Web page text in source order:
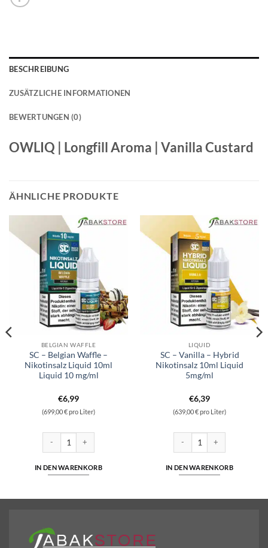
BESCHREIBUNG
ZUSÄTZLICHE INFORMATIONEN
BEWERTUNGEN (0)
OWLIQ | Longfill Aroma | Vanilla Custard
ÄHNLICHE PRODUKTE
BELGIAN WAFFLE
SC – Belgian Waffle –
Nikotinsalz Liquid 10ml
Liquid 10 mg/ml
€6,99
(699,00 € pro Liter)
IN DEN WARENKORB
LIQUID
SC – Vanilla – Hybrid
Nikotinsalz 10ml Liquid
5mg/ml
€6,39
(639,00 € pro Liter)
IN DEN WARENKORB